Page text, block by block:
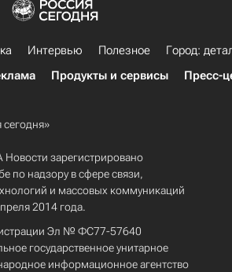
Интервью Полезное
Город:
Продукты и сервисы Пресс-
Новости зарегистрировано
по надзору в сфере связи,
и массовых коммуникаций
2014 года.
Эл № ФС77-57640
государственное унитарное
информационное агентство